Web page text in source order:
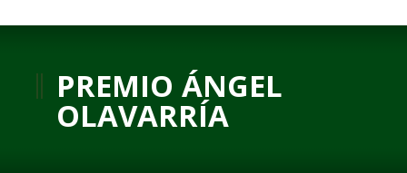
PREMIO ÁNGEL
OLAVARRÍA